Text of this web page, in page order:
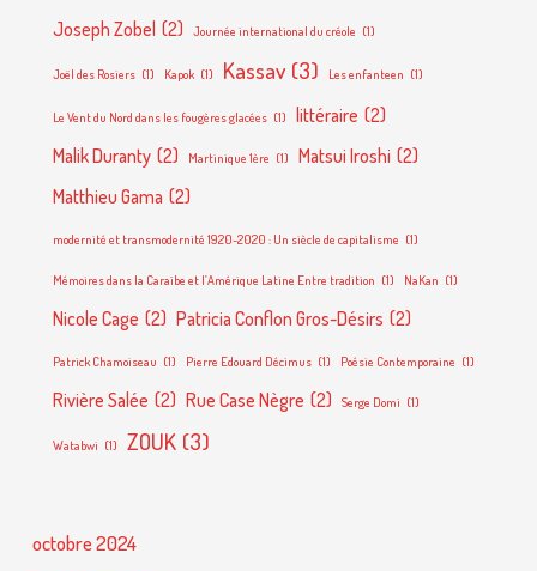
Joseph Zobel (2) Journée international du créole (1)
Joël des Rosiers (1) Kapok (1) Kassav (3) Les enfanteen (1)
Le Vent du Nord dans les fougères glacées (1) littéraire (2)
Malik Duranty (2) Martinique 1ère (1) Matsui Iroshi (2)
Matthieu Gama (2)
modernité et transmodernité 1920-2020 : Un siècle de capitalisme (1)
Mémoires dans la Caraïbe et l’Amérique Latine Entre tradition (1) NaKan (1)
Nicole Cage (2) Patricia Conflon Gros-Désirs (2)
Patrick Chamoiseau (1) Pierre Edouard Décimus (1) Poésie Contemporaine (1)
Rivière Salée (2) Rue Case Nègre (2) Serge Domi (1)
Watabwi (1) ZOUK (3)
octobre 2024